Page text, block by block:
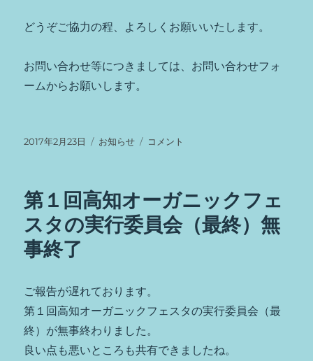
どうぞご協力の程、よろしくお願いいたします。
お問い合わせ等につきましては、お問い合わせフォ
ームからお願いします。
投
2017年2月23日
カ
ー
お知らせ
有
学
習
シ
の
ご
案
コメント
第１回高知オーガニックフェ
スタの実行委員会（最終）無
事終了
ご報告が遅れております。
第１回高知オーガニックフェスタの実行委員会（最
終）が無事終わりました。
良い点も悪いところも共有できましたね。